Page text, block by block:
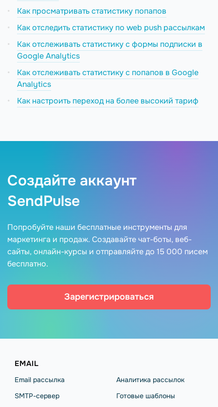
Как просматривать статистику попапов
Как отследить статистику по web push рассылкам
Как отслеживать статистику с формы подписки в
Google Analytics
Как отслеживать статистику с попапов в Google
Analytics
Как настроить переход на более высокий тариф
Создайте аккаунт
SendPulse
Попробуйте наши бесплатные инструменты для
маркетинга и продаж. Создавайте чат-боты, веб-
сайты, онлайн-курсы и отправляйте до 15 000 писем
бесплатно.
Зарегистрироваться
EMAIL
Email рассылка
SMTP-сервер
Аналитика рассылок
Готовые шаблоны